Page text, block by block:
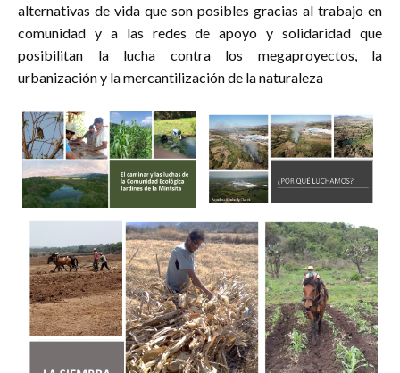
alternativas de vida que son posibles gracias al trabajo en
comunidad y a las redes de apoyo y solidaridad que
posibilitan la lucha contra los megaproyectos, la
urbanización y la mercantilización de la naturaleza